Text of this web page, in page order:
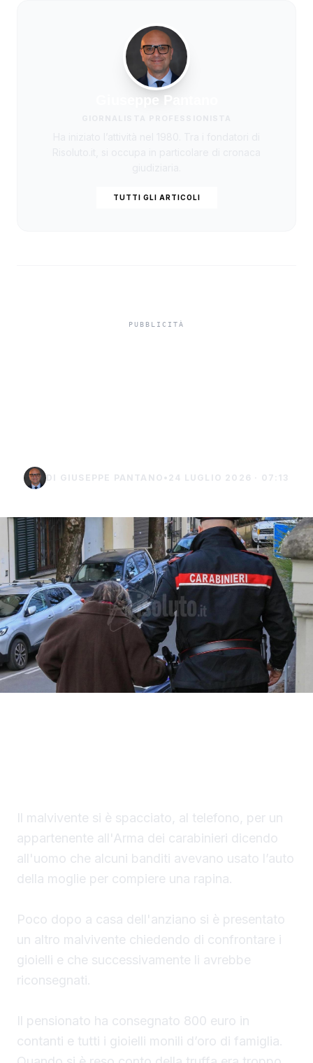
Giuseppe Pantano
TUTTI GLI ARTICOLI
DI GIUSEPPE PANTANO • 24 LUGLIO 2026 · 07:13
Il malvivente si è spacciato, al telefono, per un
appartenente all'Arma dei carabinieri dicendo
all'uomo che alcuni banditi avevano usato l’auto
della moglie per compiere una rapina.
Poco dopo a casa dell'anziano si è presentato
un altro malvivente chiedendo di confrontare i
gioielli e che successivamente li avrebbe
riconsegnati.
Il pensionato ha consegnato 800 euro in
contanti e tutti i gioielli monili d’oro di famiglia.